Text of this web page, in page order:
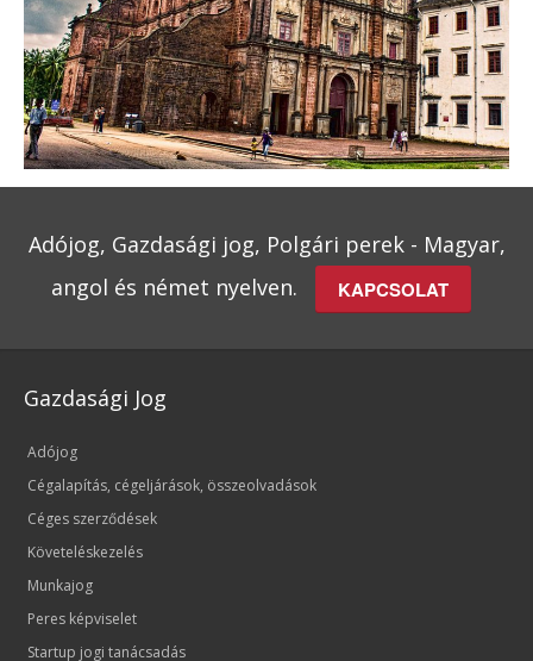
Adójog, Gazdasági jog, Polgári perek - Magyar,
angol és német nyelven.
KAPCSOLAT
Gazdasági Jog
Adójog
Cégalapítás, cégeljárások, összeolvadások
Céges szerződések
Követeléskezelés
Munkajog
Peres képviselet
Startup jogi tanácsadás